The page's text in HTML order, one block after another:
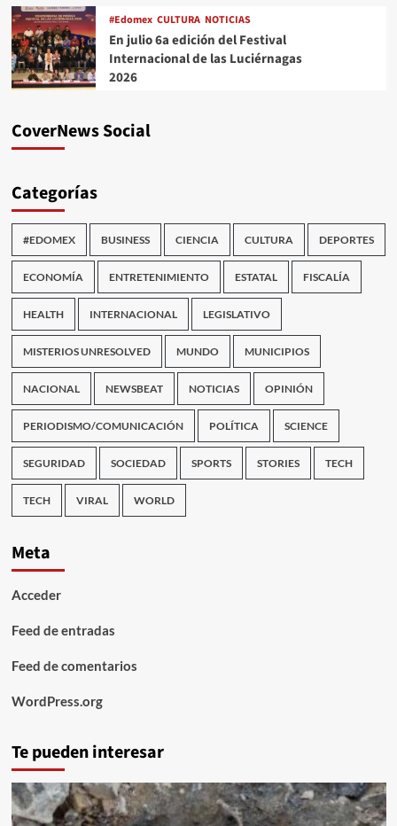
#Edomex CULTURA NOTICIAS
En julio 6a edición del Festival
Internacional de las Luciérnagas
2026
CoverNews Social
Categorías
#EDOMEX BUSINESS CIENCIA CULTURA DEPORTES
ECONOMÍA ENTRETENIMIENTO ESTATAL FISCALÍA
HEALTH INTERNACIONAL LEGISLATIVO
MISTERIOS UNRESOLVED MUNDO MUNICIPIOS
NACIONAL NEWSBEAT NOTICIAS OPINIÓN
PERIODISMO/COMUNICACIÓN POLÍTICA SCIENCE
SEGURIDAD SOCIEDAD SPORTS STORIES TECH
TECH VIRAL WORLD
Meta
Acceder
Feed de entradas
Feed de comentarios
WordPress.org
Te pueden interesar